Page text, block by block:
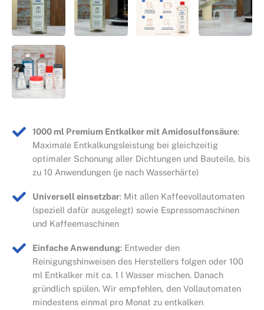
1000 ml Premium Entkalker mit Amidosulfonsäure:
Maximale Entkalkungsleistung bei gleichzeitig
optimaler Schonung aller Dichtungen und Bauteile, bis
zu 10 Anwendungen (je nach Wasserhärte)
Universell einsetzbar: Mit allen Kaffeevollautomaten
(speziell dafür ausgelegt) sowie Espressomaschinen
und Kaffeemaschinen
Einfache Anwendung: Entweder den
Reinigungshinweisen des Herstellers folgen oder 100
ml Entkalker mit ca. 1 l Wasser mischen. Danach
gründlich spülen. Wir empfehlen, den Vollautomaten
mindestens einmal pro Monat zu entkalken